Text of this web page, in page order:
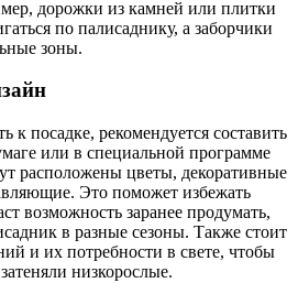
дорожки из камней или плитки
по палисаднику, а заборчики
зоны.
к посадке, рекомендуется составить
или в специальной программе
расположены цветы, декоративные
Это поможет избежать
возможность заранее продумать,
в разные сезоны. Также стоит
и их потребности в свете, чтобы
низкорослые.